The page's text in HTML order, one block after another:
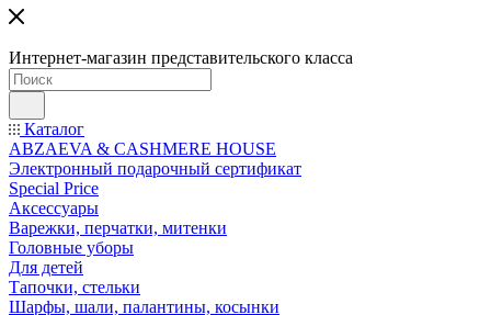
Интернет-магазин представительского класса
Каталог
ABZAEVA & CASHMERE HOUSE
Электронный подарочный сертификат
Special Price
Аксессуары
Варежки, перчатки, митенки
Головные уборы
Для детей
Тапочки, стельки
Шарфы, шали, палантины, косынки